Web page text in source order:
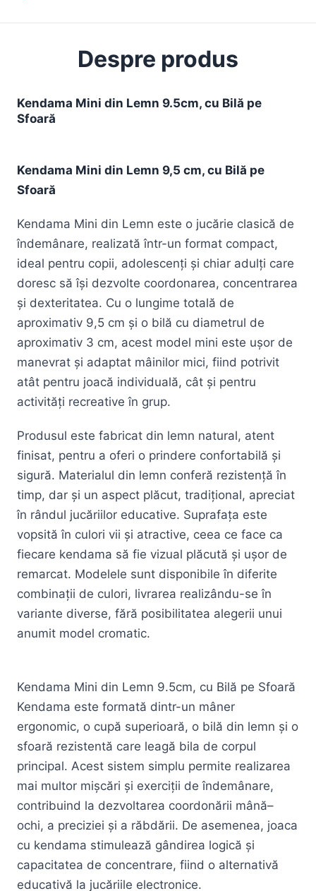
Despre produs
Kendama Mini din Lemn 9.5cm, cu Bilă pe
Sfoară
Kendama Mini din Lemn 9,5 cm, cu Bilă pe
Sfoară
Kendama Mini din Lemn este o jucărie clasică de
îndemânare, realizată într-un format compact,
ideal pentru copii, adolescenți și chiar adulți care
doresc să își dezvolte coordonarea, concentrarea
și dexteritatea. Cu o lungime totală de
aproximativ 9,5 cm și o bilă cu diametrul de
aproximativ 3 cm, acest model mini este ușor de
manevrat și adaptat mâinilor mici, fiind potrivit
atât pentru joacă individuală, cât și pentru
activități recreative în grup.
Produsul este fabricat din lemn natural, atent
finisat, pentru a oferi o prindere confortabilă și
sigură. Materialul din lemn conferă rezistență în
timp, dar și un aspect plăcut, tradițional, apreciat
în rândul jucăriilor educative. Suprafața este
vopsită în culori vii și atractive, ceea ce face ca
fiecare kendama să fie vizual plăcută și ușor de
remarcat. Modelele sunt disponibile în diferite
combinații de culori, livrarea realizându-se în
variante diverse, fără posibilitatea alegerii unui
anumit model cromatic.
Kendama Mini din Lemn 9.5cm, cu Bilă pe Sfoară
Kendama este formată dintr-un mâner
ergonomic, o cupă superioară, o bilă din lemn și o
sfoară rezistentă care leagă bila de corpul
principal. Acest sistem simplu permite realizarea
mai multor mișcări și exerciții de îndemânare,
contribuind la dezvoltarea coordonării mână–
ochi, a preciziei și a răbdării. De asemenea, joaca
cu kendama stimulează gândirea logică și
capacitatea de concentrare, fiind o alternativă
educativă la jucăriile electronice.